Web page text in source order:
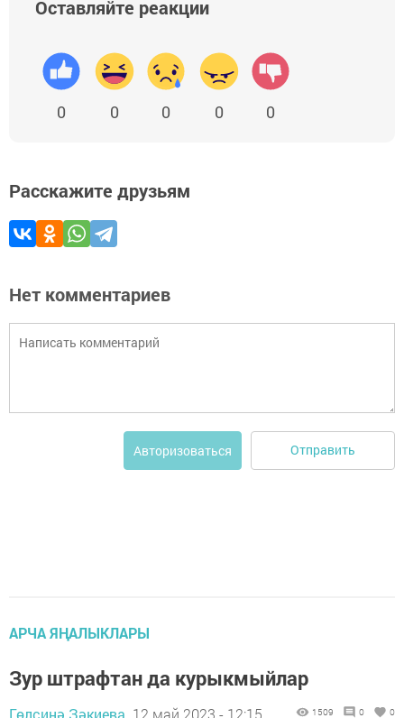
Оставляйте реакции
0 0 0 0 0
Расскажите друзьям
Нет комментариев
Авторизоваться Отправить
АРЧА ЯҢАЛЫКЛАРЫ
Зур штрафтан да курыкмыйлар
Гөлсинә Зәкиева, 12 май 2023 - 12:15 1509 0 0